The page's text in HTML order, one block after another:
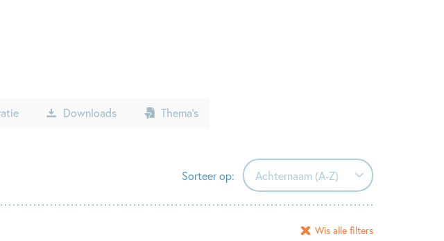
Downloads Thema’s
Sorteer op: Achternaam (A-Z)
Achternaam (A-Z)
Achternaam (Z-A)Wis alle filters